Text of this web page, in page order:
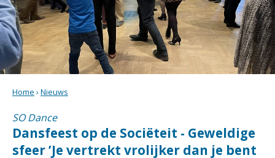
Home › Nieuws
SO Dance
Dansfeest op de Sociëteit - Geweldige
sfeer ’Je vertrekt vrolijker dan je bent